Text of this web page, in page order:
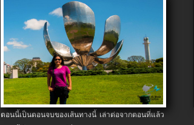
ตอนนี้เป็นตอนจบของเส้นทางนี้ เล่าต่อจากตอนที่แล้ว